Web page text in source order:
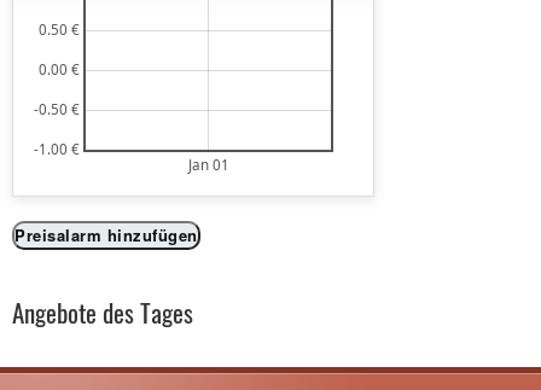
Jan 01
-1.00 €
-0.50 €
0.00 €
0.50 €
Preisalarm hinzufügen
Angebote des Tages